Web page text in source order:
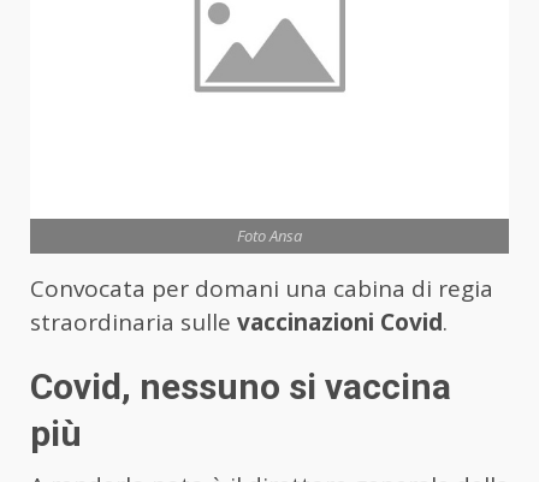
Foto Ansa
Convocata per domani una cabina di regia
straordinaria sulle vaccinazioni Covid.
Covid, nessuno si vaccina
più